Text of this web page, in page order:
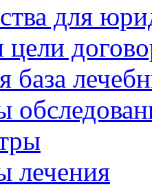
для
база
лечения